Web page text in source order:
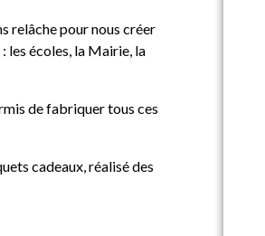
relâche pour nous créer
les écoles, la Mairie, la
de fabriquer tous ces
cadeaux, réalisé des